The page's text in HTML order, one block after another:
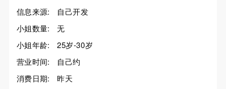
信息来源:
自己开发
小姐数量:
无
小姐年龄:
25岁-30岁
营业时间:
自己约
消费日期:
昨天